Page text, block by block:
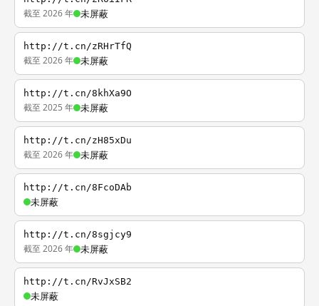
截至 2026 年 未屏蔽
http://t.cn/zRHrTfQ
截至 2026 年 未屏蔽
http://t.cn/8khXa9O
截至 2025 年 未屏蔽
http://t.cn/zH85xDu
截至 2026 年 未屏蔽
http://t.cn/8FcoDAb
未屏蔽
http://t.cn/8sgjcy9
截至 2026 年 未屏蔽
http://t.cn/RvJxSB2
未屏蔽